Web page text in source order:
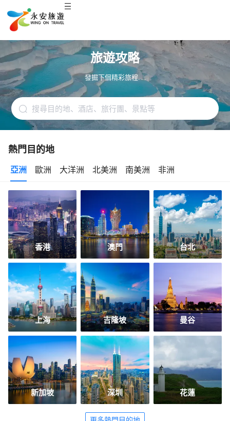
旅遊攻略
發掘下個精彩旅程. . .
熱門目的地
亞洲 歐洲 大洋洲 北美洲 南美洲 非洲
香港 澳門 台北
上海 吉隆坡 曼谷
新加坡 深圳 花蓮